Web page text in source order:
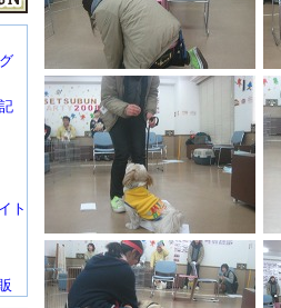
こ」
２月：バレンタインパーテ
ィー
2009年
１２月：クリスマスパーテ
１０月：運動会
５月：目指せ「お利口わん
こ」
ト